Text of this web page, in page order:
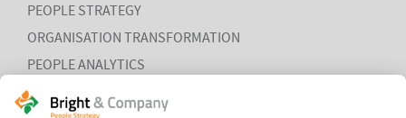
PEOPLE STRATEGY
ORGANISATION TRANSFORMATION
PEOPLE ANALYTICS
HR ORGANISATION EFFECTIVENESS